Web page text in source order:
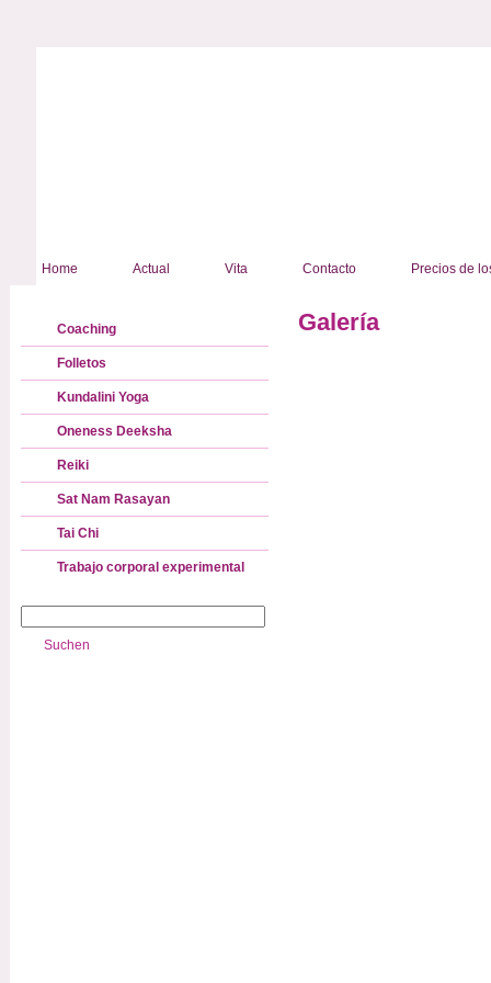
Home Actual Vita Contacto Precios de
Coaching
Folletos
Kundalini Yoga
Oneness Deeksha
Reiki
Sat Nam Rasayan
Tai Chi
Trabajo corporal experimental
Galería